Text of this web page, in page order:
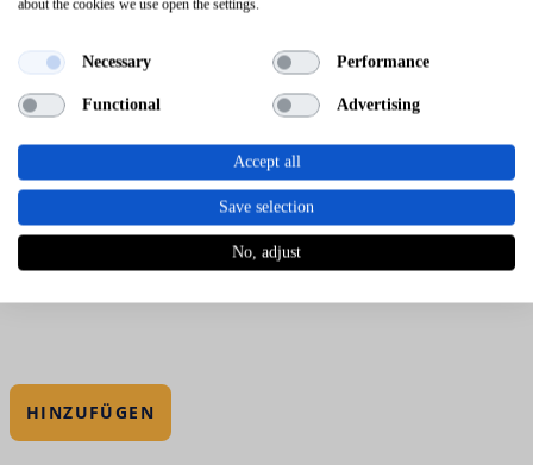
HINZUFÜGEN
about the cookies we use open the settings.
Necessary Performance
Functional Advertising
Accept all
Save selection
No, adjust